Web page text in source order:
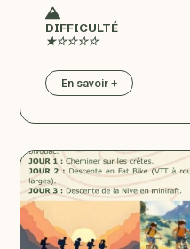
DIFFICULTÉ
★☆☆☆☆
En savoir +